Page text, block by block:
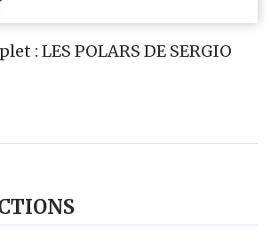
: LES POLARS DE SERGIO